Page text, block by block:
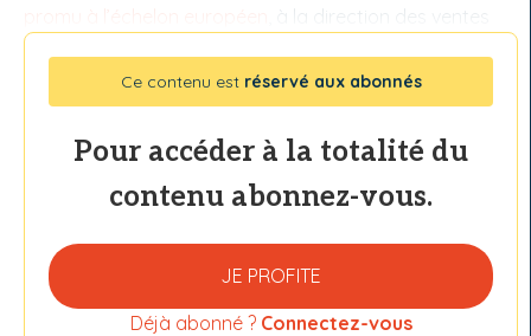
, à la direction des ventes
Ce contenu est réservé aux abonnés
Pour accéder à la totalité du
contenu abonnez-vous.
JE PROFITE
Déjà abonné ? Connectez-vous